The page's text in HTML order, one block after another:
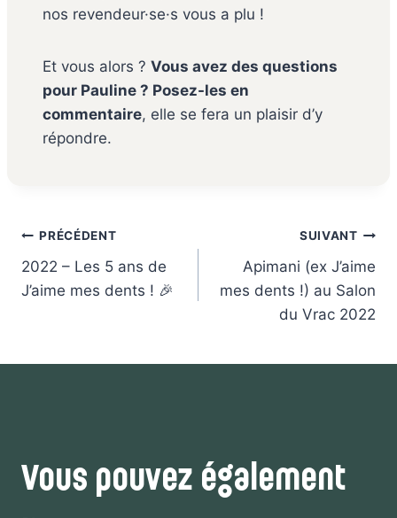
nos revendeur·se·s vous a plu !
Et vous alors ? Vous avez des questions
pour Pauline ? Posez-les en
commentaire, elle se fera un plaisir d’y
répondre.
Navigation
de
l’article
PRÉCÉDENT
2022 – Les 5 ans de
J’aime mes dents ! 🎉
SUIVANT
Apimani (ex J’aime
mes dents !) au Salon
du Vrac 2022
Vous pouvez également